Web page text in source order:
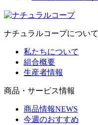
ナチュラルコープについて
私たちについて
組合概要
生産者情報
商品・サービス情報
商品情報NEWS
今週のおすすめ